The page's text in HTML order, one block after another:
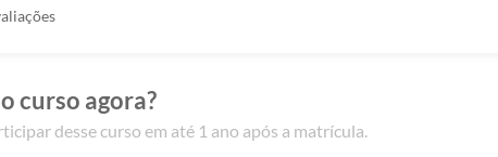
curso agora?
desse curso em até 1 ano após a matrícula.